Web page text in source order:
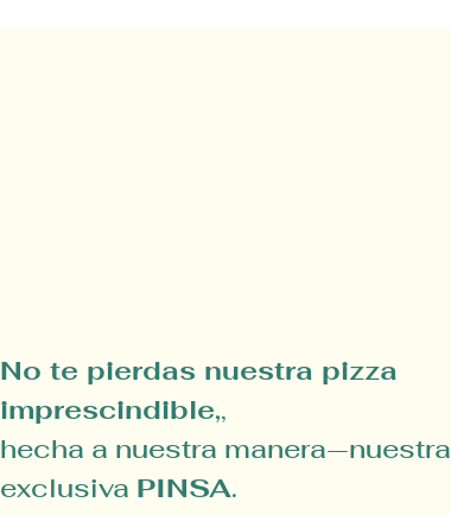
No te pierdas nuestra pizza
imprescindible,,
hecha a nuestra manera—nuestra
exclusiva PINSA.